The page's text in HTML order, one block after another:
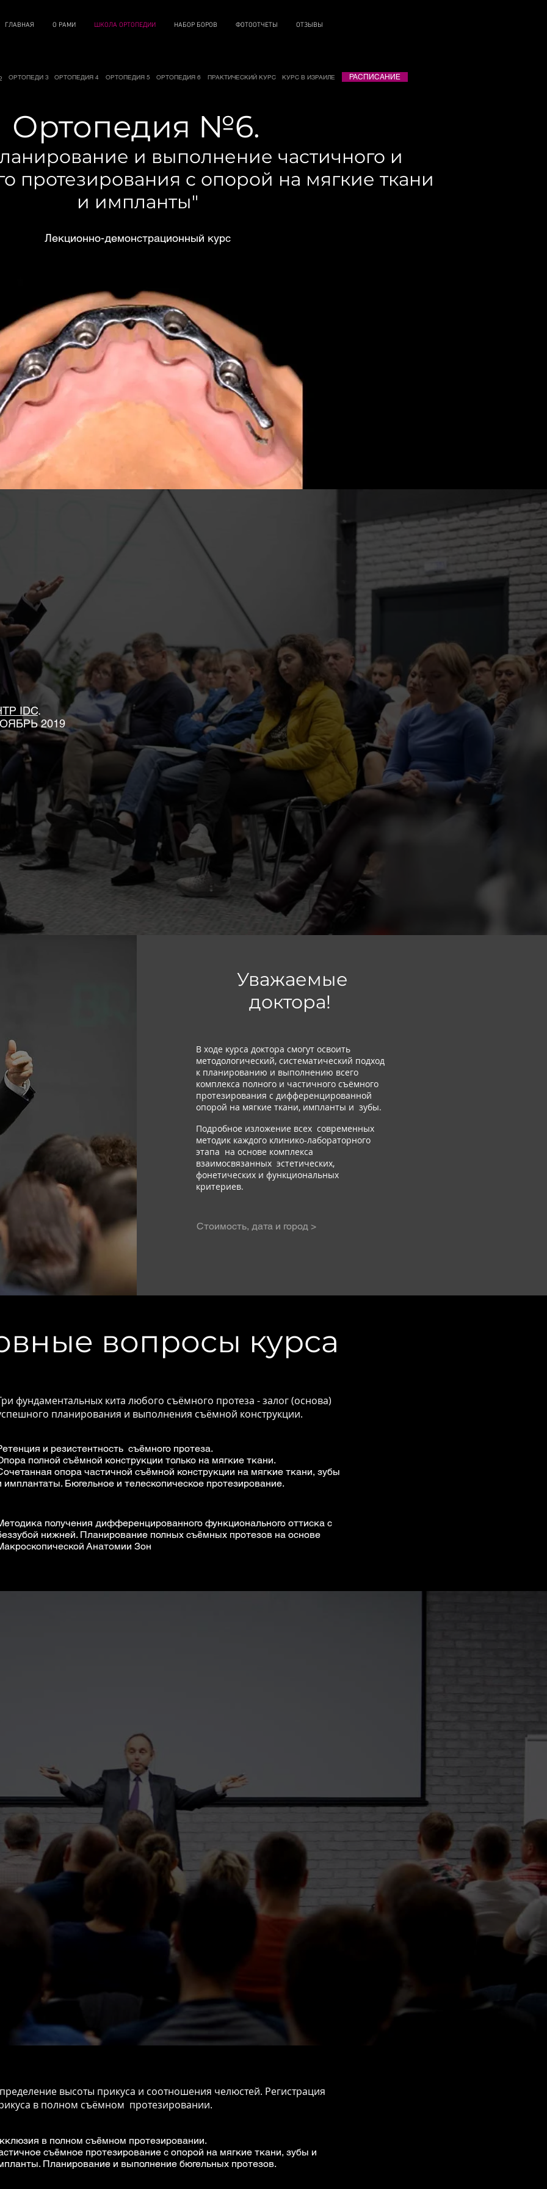
ГЛАВНАЯ О РАМИ ШКОЛА ОРТОПЕДИИ НАБОР БОРОВ ФОТООТЧЕТЫ ОТЗЫВЫ
ОРТОПЕДИ 3 ОРТОПЕДИЯ 4 ОРТОПЕДИЯ 5 ОРТОПЕДИЯ 6 ПРАКТИЧЕСКИЙ КУРС КУРС В ИЗРАИЛЕ РАСПИСАНИЕ
Ортопедия №6.
и выполнение частичного и
протезирования с опорой на мягкие ткани
и импланты"
Лекционно-демонстрационный курс
IDC.
2019
Уважаемые
доктора!
В ходе курса доктора смогут освоить
методологический, систематический подход
к планированию и выполнению всего
комплекса полного и частичного съёмного
протезирования с дифференцированной
опорой на мягкие ткани, импланты и зубы.
Подробное изложение всех современных
методик каждого клинико-лабораторного
этапа на основе комплекса
взаимосвязанных эстетических,
фонетических и функциональных
критериев.
Стоимость, дата и город >
вопросы курса
фундаментальных кита любого съёмного протеза - залог (основа)
планирования и выполнения съёмной конструкции.
и резистентность съёмного протеза.
полной съёмной конструкции только на мягкие ткани.
опора частичной съёмной конструкции на мягкие ткани, зубы
имплантаты. Бюгельное и телескопическое протезирование.
получения дифференцированного функционального оттиска с
нижней. Планирование полных съёмных протезов на основе
Анатомии Зон
высоты прикуса и соотношения челюстей. Регистрация
в полном съёмном протезировании.
в полном съёмном протезировании.
съёмное протезирование с опорой на мягкие ткани, зубы и
Планирование и выполнение бюгельных протезов.